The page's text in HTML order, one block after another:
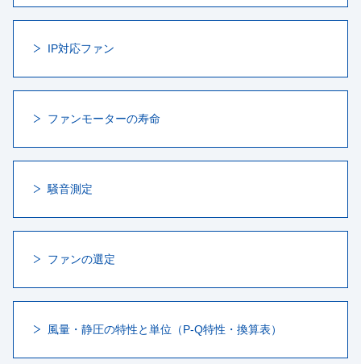
IP対応ファン
ファンモーターの寿命
騒音測定
ファンの選定
風量・静圧の特性と単位（P-Q特性・換算表）